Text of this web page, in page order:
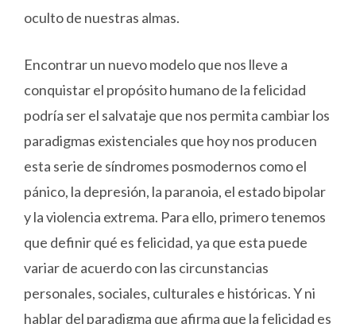
oculto de nuestras almas.
Encontrar un nuevo modelo que nos lleve a
conquistar el propósito humano de la felicidad
podría ser el salvataje que nos permita cambiar los
paradigmas existenciales que hoy nos producen
esta serie de síndromes posmodernos como el
pánico, la depresión, la paranoia, el estado bipolar
y la violencia extrema. Para ello, primero tenemos
que definir qué es felicidad, ya que esta puede
variar de acuerdo con las circunstancias
personales, sociales, culturales e históricas. Y ni
hablar del paradigma que afirma que la felicidad es